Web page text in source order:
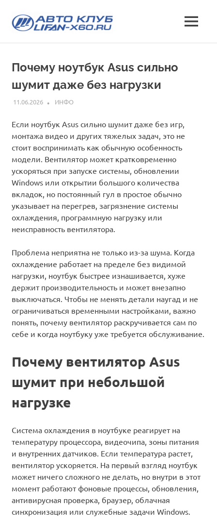
содержимому
х60
клуб
Lifan
—
характеристики
эксплуатация,
фото
и
стоимость
МЕНЮ
Почему ноутбук Asus сильно
шумит даже без нагрузки
11.06.2026 INFO
ИНФО
Если ноутбук Asus сильно шумит даже без игр,
монтажа видео и других тяжелых задач, это не
стоит воспринимать как обычную особенность
модели. Вентилятор может кратковременно
ускоряться при запуске системы, обновлении
Windows или открытии большого количества
вкладок, но постоянный гул в простое обычно
указывает на перегрев, загрязнение системы
охлаждения, программную нагрузку или
неисправность вентилятора.
Проблема неприятна не только из-за шума. Когда
охлаждение работает на пределе без видимой
нагрузки, ноутбук быстрее изнашивается, хуже
держит производительность и может внезапно
выключаться. Чтобы не менять детали наугад и не
ограничиваться временными настройками, важно
понять, почему вентилятор раскручивается сам по
себе и когда ноутбуку уже требуется обслуживание.
Почему вентилятор Asus
шумит при небольшой
нагрузке
Система охлаждения в ноутбуке реагирует на
температуру процессора, видеочипа, зоны питания
и внутренних датчиков. Если температура растет,
вентилятор ускоряется. На первый взгляд ноутбук
может ничего сложного не делать, но внутри в этот
момент работают фоновые процессы, обновления,
антивирусная проверка, браузер, облачная
синхронизация или служебные задачи Windows.